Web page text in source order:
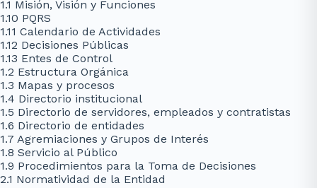
1.1 Misión, Visión y Funciones
1.10 PQRS
1.11 Calendario de Actividades
1.12 Decisiones Públicas
1.13 Entes de Control
1.2 Estructura Orgánica
1.3 Mapas y procesos
1.4 Directorio institucional
1.5 Directorio de servidores, empleados y contratistas
1.6 Directorio de entidades
1.7 Agremiaciones y Grupos de Interés
1.8 Servicio al Público
1.9 Procedimientos para la Toma de Decisiones
2.1 Normatividad de la Entidad